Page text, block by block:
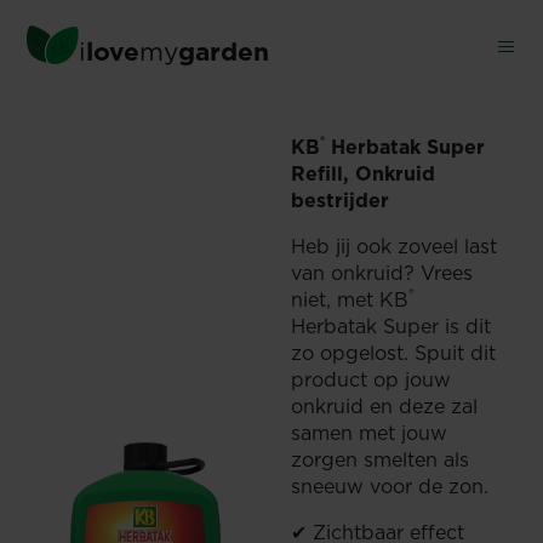
main
ilovemygarden
KB® Herbatak Super
Refill, Onkruid
bestrijder
Heb jij ook zoveel last
van onkruid? Vrees
niet, met KB®
Herbatak Super is dit
zo opgelost. Spuit dit
product op jouw
onkruid en deze zal
samen met jouw
zorgen smelten als
sneeuw voor de zon.
✔ Zichtbaar effect